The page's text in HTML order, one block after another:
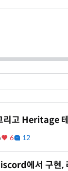
리고 Heritage
6 12
에서 구현,